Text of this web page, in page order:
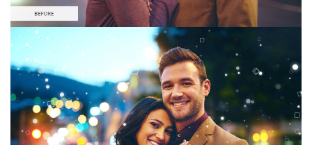
Выберите Вариант
Free Sparkle Overlay #1